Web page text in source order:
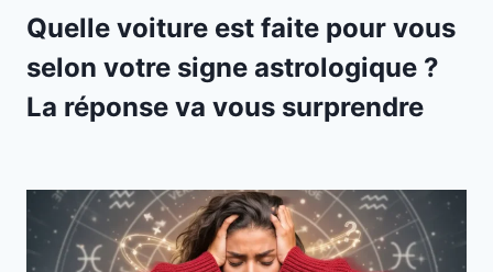
Quelle voiture est faite pour vous
selon votre signe astrologique ?
La réponse va vous surprendre